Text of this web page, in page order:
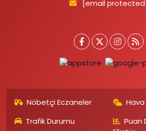
[email
Nöbetçi Eczaneler
Trafik Durumu
Puan